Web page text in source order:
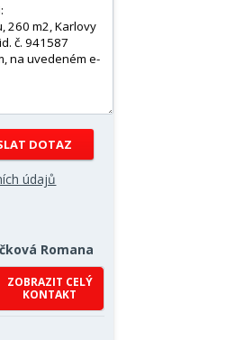
údajů
Romana
ZOBRAZIT CELÝ
KONTAKT